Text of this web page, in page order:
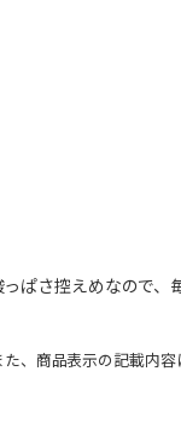
ぱさ控えめなので、
、商品表示の記載内容